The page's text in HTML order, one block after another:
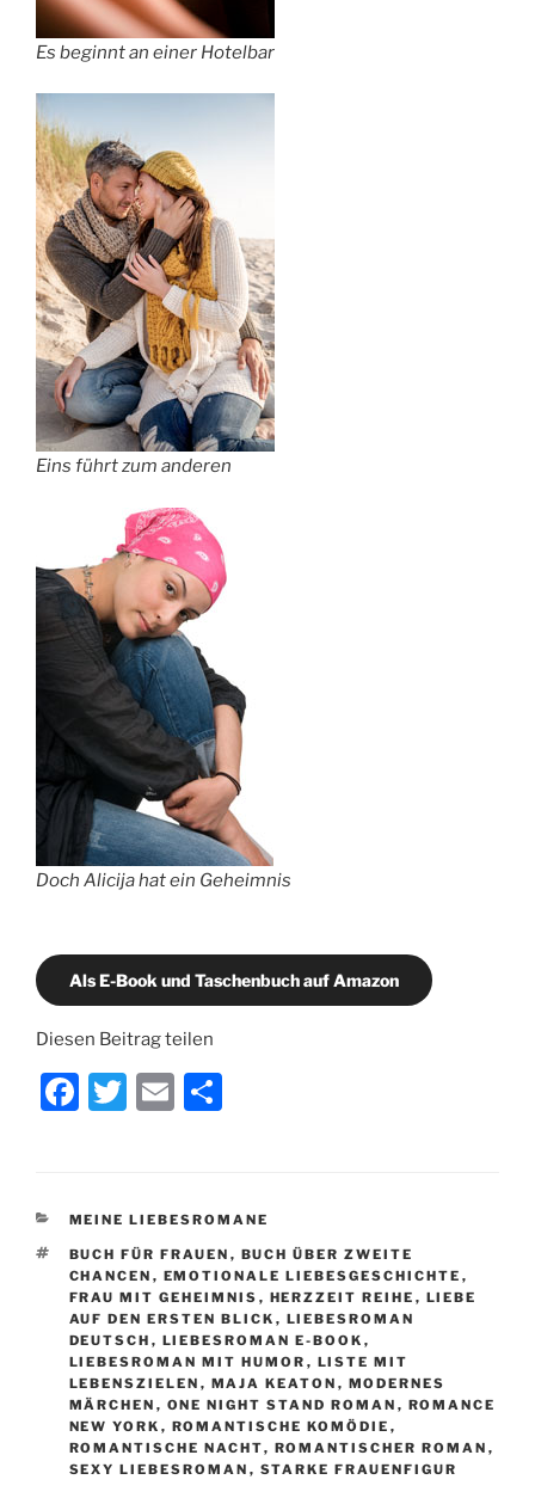
Es beginnt an einer Hotelbar
Eins führt zum anderen
Doch Alicija hat ein Geheimnis
Als E-Book und Taschenbuch auf Amazon
Diesen Beitrag teilen
F
e
b
o
o
k
T
er
E
l
n
KATEGORIEN
MEINE LIEBESROMANE
SCHLAGWÖRTER
BUCH FÜR FRAUEN , BUCH ÜBER ZWEITE
CHANCEN , EMOTIONALE LIEBESGESCHICHTE ,
FRAU MIT GEHEIMNIS , HERZZEIT REIHE , LIEBE
AUF DEN ERSTEN BLICK , LIEBESROMAN
DEUTSCH , LIEBESROMAN E-BOOK ,
LIEBESROMAN MIT HUMOR , LISTE MIT
LEBENSZIELEN , MAJA KEATON , MODERNES
MÄRCHEN , ONE NIGHT STAND ROMAN , ROMANCE
NEW YORK , ROMANTISCHE KOMÖDIE ,
ROMANTISCHE NACHT, ROMANTISCHER ROMAN ,
SEXY LIEBESROMAN , STARKE FRAUENFIGUR